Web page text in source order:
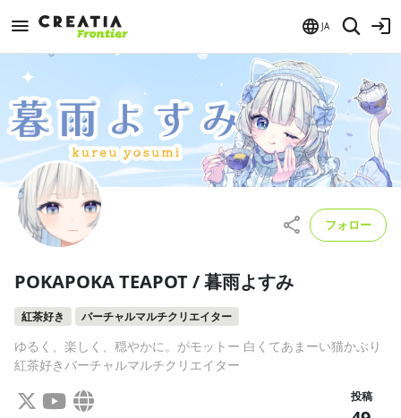
JA
POKAPOKA TEAPOT / 暮雨よすみ
紅茶好き バーチャルマルチクリエイター
ゆるく、楽しく、穏やかに。がモットー 白くてあまーい猫かぶり
紅茶好きバーチャルマルチクリエイター
投稿
フォロー